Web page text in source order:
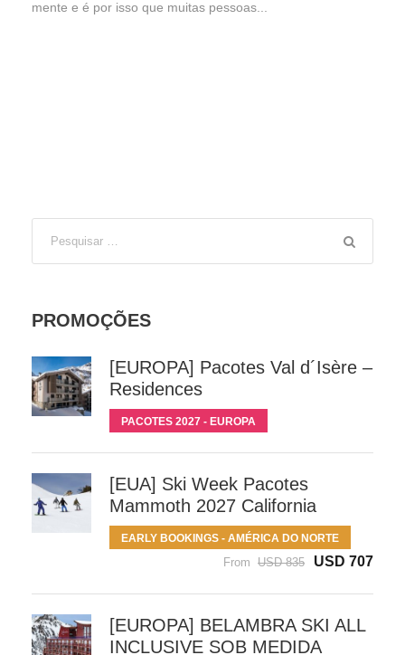
mente e é por isso que muitas pessoas...
PROMOÇÕES
[EUROPA] Pacotes Val d´Isère –
Residences
PACOTES 2027 - EUROPA
[EUA] Ski Week Pacotes
Mammoth 2027 California
EARLY BOOKINGS - AMÉRICA DO NORTE
From USD 835 USD 707
[EUROPA] BELAMBRA SKI ALL
INCLUSIVE SOB MEDIDA